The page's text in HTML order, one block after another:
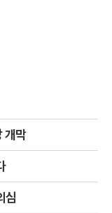
개막
심